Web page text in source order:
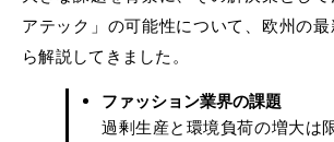
アテック」の可能性について、欧州の
ら解説してきました。
ファッション業界の課題
過剰生産と環境負荷の増大は